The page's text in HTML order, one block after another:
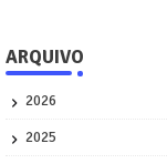
ARQUIVO
2026
2025